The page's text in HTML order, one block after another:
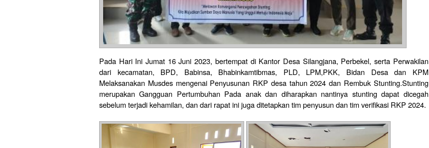
Pada Hari Ini Jumat 16 Juni 2023, bertempat di Kantor Desa Silangjana, Perbekel, serta Perwakilan
dari kecamatan, BPD, Babinsa, Bhabinkamtibmas, PLD, LPM,PKK, Bidan Desa dan KPM
Melaksanakan Musdes mengenai Penyusunan RKP desa tahun 2024 dan Rembuk Stunting.Stunting
merupakan Gangguan Pertumbuhan Pada anak dan diharapkan nantinya stunting dapat dicegah
sebelum terjadi kehamilan, dan dari rapat ini juga ditetapkan tim penyusun dan tim verifikasi RKP 2024.